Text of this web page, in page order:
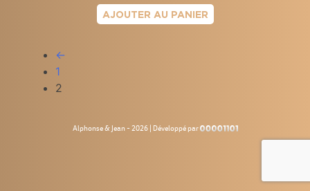
AJOUTER AU PANIER
←
1
2
Alphonse & Jean - 2026 | Développé par